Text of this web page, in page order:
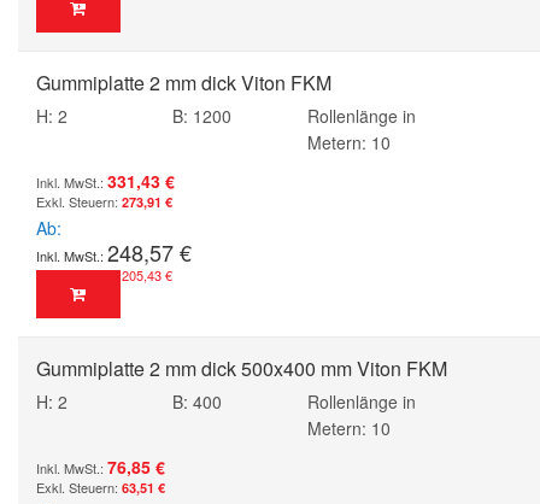
Gummiplatte 2 mm dick Viton FKM
H: 2 B: 1200
Rollenlänge in
Metern: 10
331,43 €
273,91 €
Ab
248,57 €
205,43 €
Gummiplatte 2 mm dick 500x400 mm Viton FKM
H: 2 B: 400
Rollenlänge in
Metern: 10
76,85 €
63,51 €